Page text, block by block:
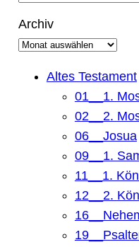
h
e
Archiv
Altes Testament
01__1.
02__2.
06__Josua
09__1.
11__1.
12__2.